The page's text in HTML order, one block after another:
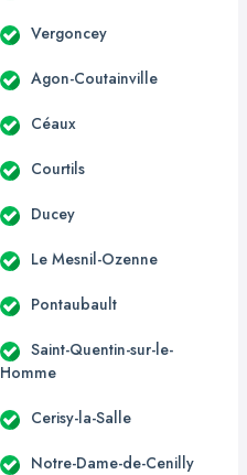
Vergoncey
Agon-Coutainville
Céaux
Courtils
Ducey
Le Mesnil-Ozenne
Pontaubault
Saint-Quentin-sur-le-
Homme
Cerisy-la-Salle
Notre-Dame-de-Cenilly